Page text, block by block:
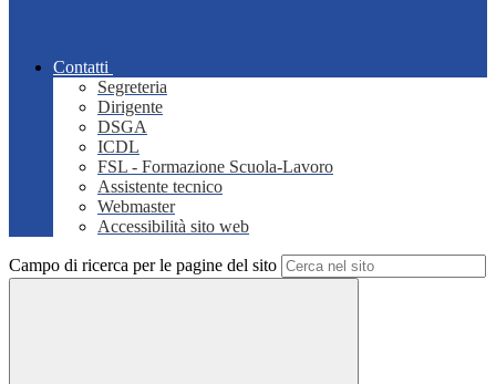
Contatti
Segreteria
Dirigente
DSGA
ICDL
FSL - Formazione Scuola-Lavoro
Assistente tecnico
Webmaster
Accessibilità sito web
Campo di ricerca per le pagine del sito